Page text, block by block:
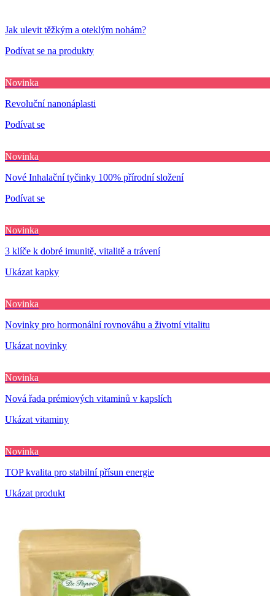
Jak ulevit těžkým a oteklým nohám?
Podívat se na produkty
Novinka
Revoluční nanonáplasti
Podívat se
Novinka
Nové Inhalační tyčinky 100% přírodní složení
Podívat se
Novinka
3 klíče k dobré imunitě, vitalitě a trávení
Ukázat kapky
Novinka
Novinky pro hormonální rovnováhu a životní vitalitu
Ukázat novinky
Novinka
Nová řada prémiových vitaminů v kapslích
Ukázat vitaminy
Novinka
TOP kvalita pro stabilní přísun energie
Ukázat produkt